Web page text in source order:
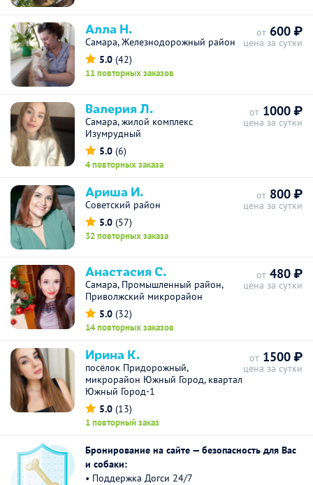
Алла Н.
Самара, Железнодорожный район
5.0 (42)
11 повторных заказов
от 600 ₽
цена за сутки
Валерия Л.
Самара, жилой комплекс
Изумрудный
5.0 (6)
4 повторных заказа
от 1000 ₽
цена за сутки
Ариша И.
Советский район
5.0 (57)
32 повторных заказа
от 800 ₽
цена за сутки
Анастасия С.
Самара, Промышленный район,
Приволжский микрорайон
5.0 (32)
14 повторных заказов
от 480 ₽
цена за сутки
Ирина К.
посёлок Придорожный,
микрорайон Южный Город, квартал
Южный Город-1
5.0 (13)
1 повторный заказ
от 1500 ₽
цена за сутки
Бронирование на сайте — безопасность для Вас
и собаки:
• Поддержка Догси 24/7